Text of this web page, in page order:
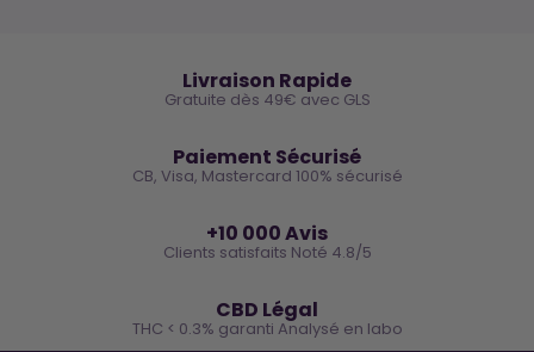
Livraison Rapide
Gratuite dès 49€ avec GLS
Paiement Sécurisé
CB, Visa, Mastercard 100% sécurisé
+10 000 Avis
Clients satisfaits Noté 4.8/5
CBD Légal
THC < 0.3% garanti Analysé en labo